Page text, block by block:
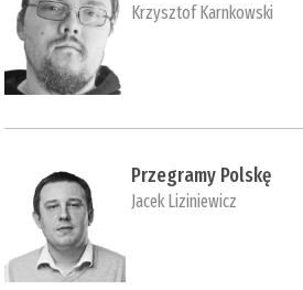
Krzysztof Karnkowski
Przegramy Polskę
Jacek Liziniewicz